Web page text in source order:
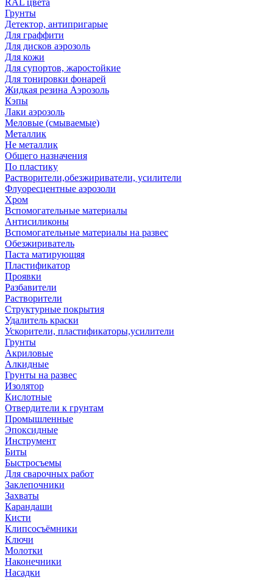
RAL цвета
Грунты
Детектор, антипригарые
Для граффити
Для дисков аэрозоль
Для кожи
Для супортов, жаростойкие
Для тонировки фонарей
Жидкая резина Аэрозоль
Кэпы
Лаки аэрозоль
Меловые (смываемые)
Металлик
Не металлик
Общего назначения
По пластику
Растворители,обезжириватели, усилители
Флуоресцентные аэрозоли
Хром
Вспомогательные материалы
Антисиликоны
Вспомогательные материалы на развес
Обезжириватель
Паста матирующяя
Пластификатор
Проявки
Разбавители
Растворители
Структурные покрытия
Удалитель краски
Ускорители, пластификаторы,усилители
Грунты
Акриловые
Алкидные
Грунты на развес
Изолятор
Кислотные
Отвердители к грунтам
Промышленные
Эпоксидные
Инструмент
Биты
Быстросъемы
Для сварочных работ
Заклепочники
Захваты
Карандаши
Кисти
Клипсосъёмники
Ключи
Молотки
Наконечники
Насадки